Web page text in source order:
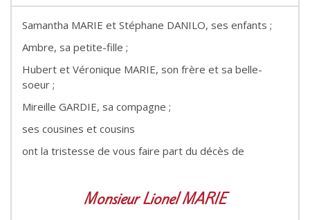
Samantha MARIE et Stéphane DANILO, ses enfants ;
Ambre, sa petite-fille ;
Hubert et Véronique MARIE, son frère et sa belle-
soeur ;
Mireille GARDIE, sa compagne ;
ses cousines et cousins
ont la tristesse de vous faire part du décès de
Monsieur Lionel MARIE